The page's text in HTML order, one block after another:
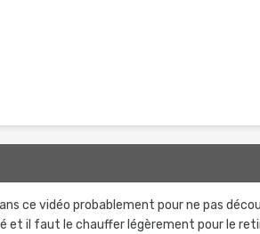
ce vidéo probablement pour ne pas
et il faut le chauffer légèrement pour le